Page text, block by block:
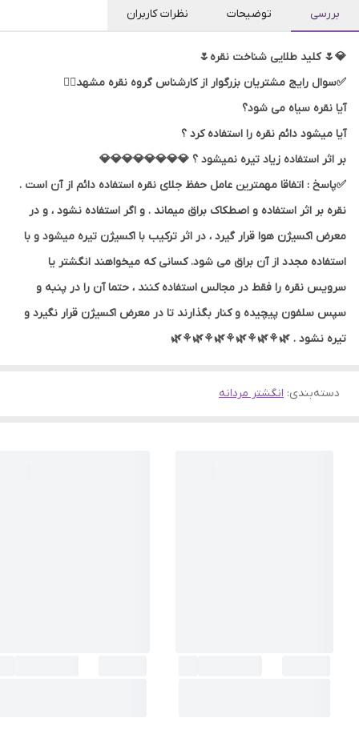
بررسی توضیحات نظرات کاربران
💎🌷 کلید طلایی شناخت نقره🌷
✅سوال رایج مشتریان بزرگوار از کارشناس گروه نقره مشهد👇🏻
آیا نقره سیاه می شود؟
آیا میشود دائم نقره را استفاده کرد ؟
بر اثر استفاده زیاد تیره نمیشود ؟ 💎💎💎💎💎💎💎💎
✅پاسخ : اتفاقا مهمترین عامل حفظ جلای نقره استفاده دائم از آن است .
نقره بر اثر استفاده و اصطکاک براق میماند . و اگر استفاده نشود ، و در
معرض اکسیژن هوا قرار گیرد ، در اثر ترکیب با اکسیژن تیره میشود و با
استفاده مجدد از آن براق می شود. کسانی که میخواهند انگشتر یا
سرویس نقره را فقط در مجالس استفاده کنند ، حتما آن را در پنبه و
سپس سلفون پیچیده و کنار بگذارند تا در معرض اکسیژن قرار نگیرد و
تیره نشود . 🌿⚘🌿⚘🌿⚘🌿⚘🌿⚘🌿
دسته‌بندی: انگشتر مردانه